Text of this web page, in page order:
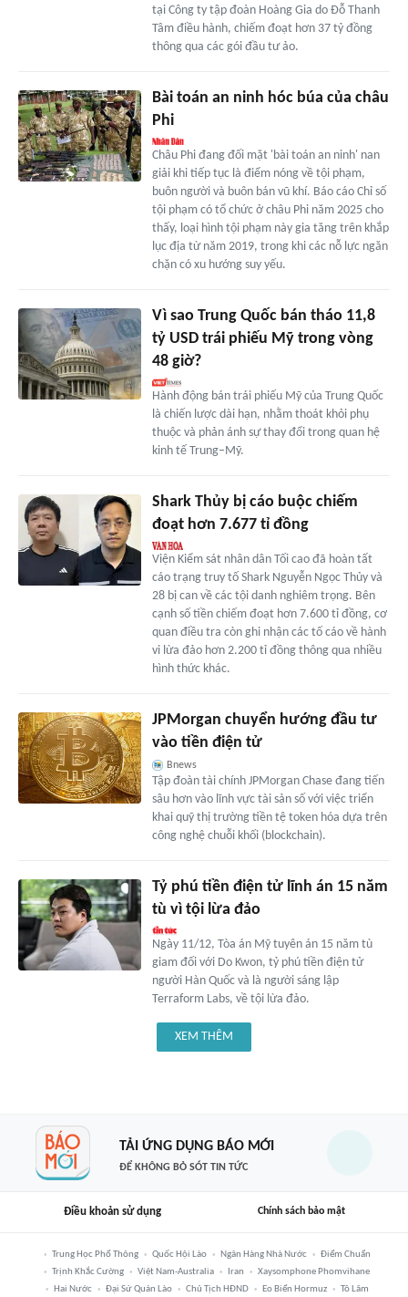
tại Công ty tập đoàn Hoàng Gia do Đỗ Thanh
Tâm điều hành, chiếm đoạt hơn 37 tỷ đồng
thông qua các gói đầu tư ảo.
Bài toán an ninh hóc búa của châu
Phi
Châu Phi đang đối mặt 'bài toán an ninh' nan
giải khi tiếp tục là điểm nóng về tội phạm,
buôn người và buôn bán vũ khí. Báo cáo Chỉ số
tội phạm có tổ chức ở châu Phi năm 2025 cho
thấy, loại hình tội phạm này gia tăng trên khắp
lục địa từ năm 2019, trong khi các nỗ lực ngăn
chặn có xu hướng suy yếu.
Vì sao Trung Quốc bán tháo 11,8
tỷ USD trái phiếu Mỹ trong vòng
48 giờ?
Hành động bán trái phiếu Mỹ của Trung Quốc
là chiến lược dài hạn, nhằm thoát khỏi phụ
thuộc và phản ánh sự thay đổi trong quan hệ
kinh tế Trung–Mỹ.
Shark Thủy bị cáo buộc chiếm
đoạt hơn 7.677 tỉ đồng
Viện Kiểm sát nhân dân Tối cao đã hoàn tất
cáo trạng truy tố Shark Nguyễn Ngọc Thủy và
28 bị can về các tội danh nghiêm trọng. Bên
cạnh số tiền chiếm đoạt hơn 7.600 tỉ đồng, cơ
quan điều tra còn ghi nhận các tố cáo về hành
vi lừa đảo hơn 2.200 tỉ đồng thông qua nhiều
hình thức khác.
JPMorgan chuyển hướng đầu tư
vào tiền điện tử
Bnews
Tập đoàn tài chính JPMorgan Chase đang tiến
sâu hơn vào lĩnh vực tài sản số với việc triển
khai quỹ thị trường tiền tệ token hóa dựa trên
công nghệ chuỗi khối (blockchain).
Tỷ phú tiền điện tử lĩnh án 15 năm
tù vì tội lừa đảo
Ngày 11/12, Tòa án Mỹ tuyên án 15 năm tù
giam đối với Do Kwon, tỷ phú tiền điện tử
người Hàn Quốc và là người sáng lập
Terraform Labs, về tội lừa đảo.
XEM THÊM
TẢI ỨNG DỤNG BÁO MỚI
ĐỂ KHÔNG BỎ SÓT TIN TỨC
Điều khoản sử dụng Chính sách bảo mật
Trung Học Phổ Thông Quốc Hội Lào Ngân Hàng Nhà Nước
Điểm Chuẩn
Trịnh Khắc Cường
Việt Nam-Australia Iran
Xaysomphone Phomvihane
Hai Nước
Đại Sứ Quán Lào Chủ Tịch HĐND Eo Biển Hormuz Tô Lâm